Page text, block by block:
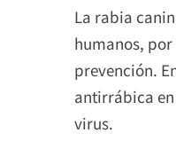
La rabia
humanos,
prevención.
antirrábica
virus.